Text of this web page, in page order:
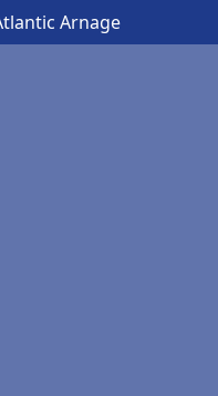
Arnage